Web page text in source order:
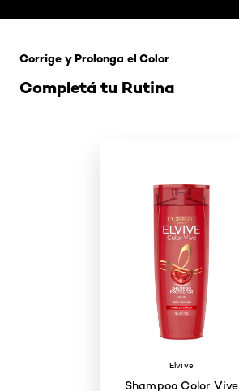
Completá tu Rutina
Corrige y Prolonga el Color
Elvive
Shampoo Color Vive